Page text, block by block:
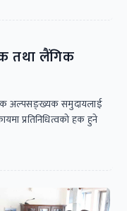
तथा लैंगिक
अल्पसङ्ख्यक समुदायलाई
प्रतिनिधित्वको हक हुने